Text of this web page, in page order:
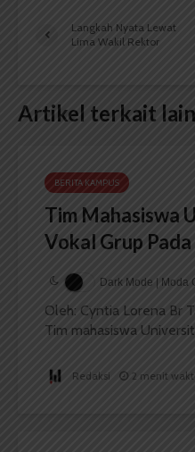
Langkah Nyata Lewat
Lima Wakil Rektor
Artikel terkait lain
BERITA KAMPUS
Tim Mahasiswa
Vokal Grup
Dark Mode | Moda
Oleh: Cyntia Lorena Br
Tim mahasiswa
Redaksi 2 menit